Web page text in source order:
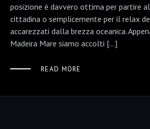
posizione è davvero ottima per partire
cittadina o semplicemente per il relax
accarezzati dalla brezza oceanica.
Madeira Mare siamo accolti […]
READ MORE